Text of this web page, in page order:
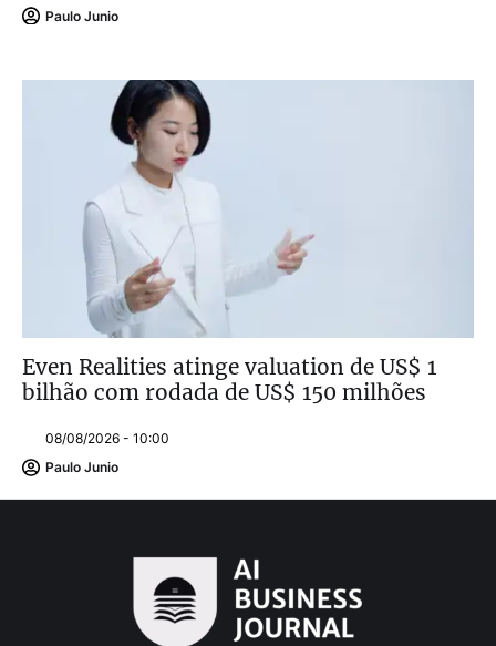
Paulo Junio
Even Realities atinge valuation de US$ 1
bilhão com rodada de US$ 150 milhões
08/08/2026 - 10:00
Paulo Junio